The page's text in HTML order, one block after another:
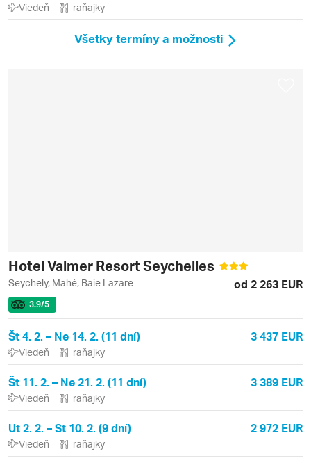
Viedeň raňajky
Všetky termíny a možnosti
Hotel Valmer Resort Seychelles
Seychely, Mahé, Baie Lazare od 2 263 EUR
3.9/5
Št 4. 2. – Ne 14. 2. (11 dní) 3 437 EUR
Viedeň raňajky
Št 11. 2. – Ne 21. 2. (11 dní) 3 389 EUR
Viedeň raňajky
Ut 2. 2. – St 10. 2. (9 dní) 2 972 EUR
Viedeň raňajky